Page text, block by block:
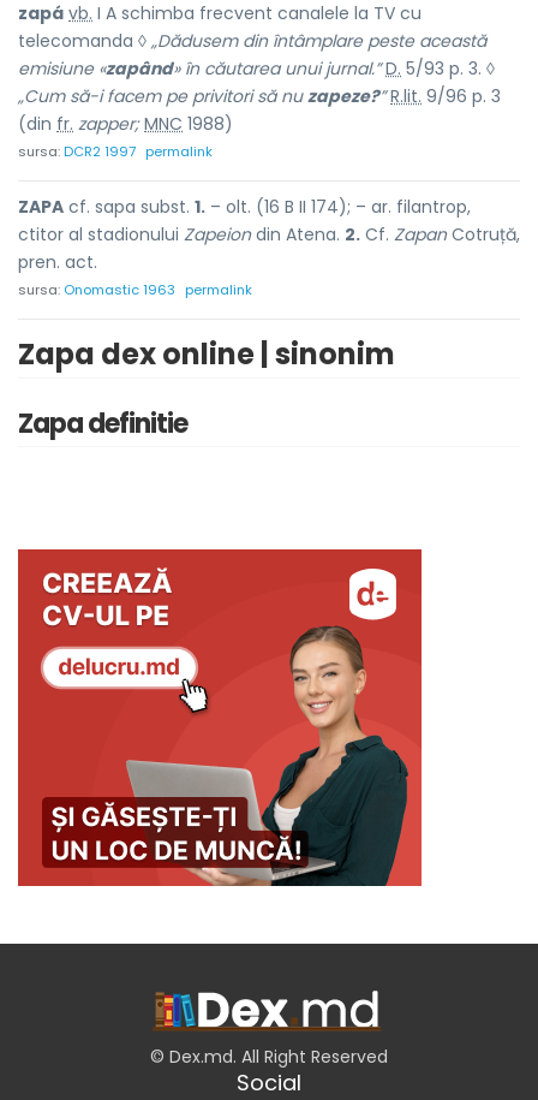
zapá vb. I A schimba frecvent canalele la TV cu
telecomanda ◊ „Dădusem din întâmplare peste această
emisiune «zapând» în căutarea unui jurnal.” D. 5/93 p. 3. ◊
„Cum să-i facem pe privitori să nuzapeze?” R.lit. 9/96 p. 3
(din fr. zapper; MNC 1988)
sursa:DCR2 1997 permalink
ZAPA cf. sapa subst. 1. – olt. (16 B II 174); – ar. filantrop,
ctitor al stadionului Zapeiondin Atena. 2. Cf. ZapanCotruță,
pren. act.
sursa: Onomastic 1963 permalink
Zapa dex online | sinonim
Zapa definitie
© Dex.md. All Right Reserved
Social